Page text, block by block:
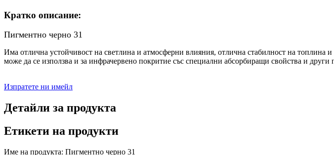
Кратко описание:
Пигментно черно 31
Има отлична устойчивост на светлина и атмосферни влияния, отлична стабилност на
може да се използва и за инфрачервено покритие със специални абсорбиращи свойства и
Изпратете ни имейл
Детайли за продукта
Етикети на продукти
Име на продукта: Пигментно черно 31